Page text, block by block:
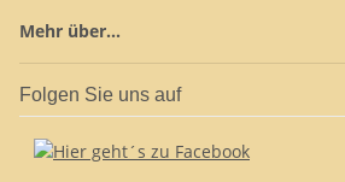
Mehr über...
Folgen Sie uns auf